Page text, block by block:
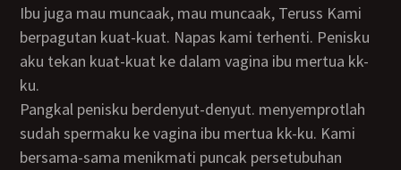
Ibu juga mau muncaak, mau muncaak, Teruss Kami
berpagutan kuat-kuat. Napas kami terhenti. Penisku
aku tekan kuat-kuat ke dalam vagina ibu mertua kk-
ku.
Pangkal penisku berdenyut-denyut. menyemprotlah
sudah spermaku ke vagina ibu mertua kk-ku. Kami
bersama-sama menikmati puncak persetubuhan